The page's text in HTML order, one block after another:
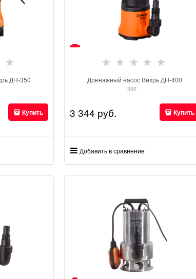
ДН-350
Купить
Дренажный насос Вихрь ДН-400
396
3 344 руб. Купить
Добавить в сравнение